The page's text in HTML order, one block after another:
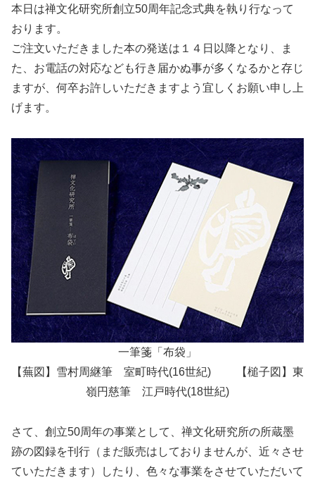
本日は禅文化研究所創立50周年記念式典を執り行なって
おります。
ご注文いただきました本の発送は１４日以降となり、ま
た、お電話の対応なども行き届かぬ事が多くなるかと存じ
ますが、何卒お許しいただきますよう宜しくお願い申し上
げます。
一筆箋「布袋」
【蕪図】雪村周継筆 室町時代(16世紀) 【槌子図】東
嶺円慈筆 江戸時代(18世紀)
さて、創立50周年の事業として、禅文化研究所の所蔵墨
跡の図録を刊行（まだ販売はしておりませんが、近々させ
ていただきます）したり、色々な事業をさせていただいて